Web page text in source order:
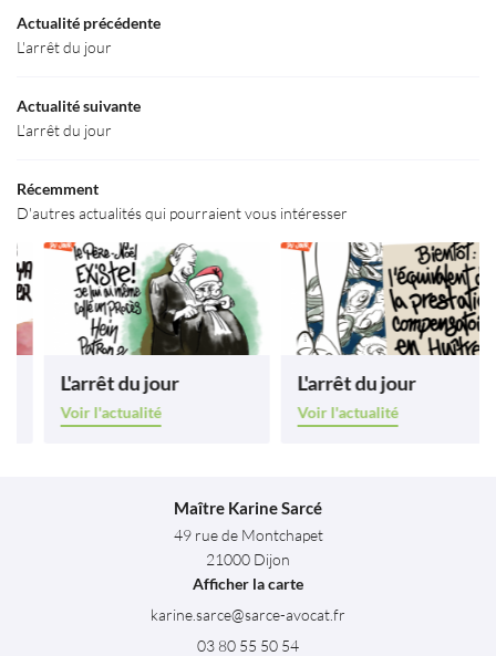
Le Cabinet
Actualités
Avis
Contact
ESPACE PRO Rejoignez-
Actualité précédente
L'arrêt du jour
Actualité suivante
L'arrêt du jour
Récemment
D'autres actualités qui pourraient vous intéresser
L'arrêt du jour
Voir l'actualité
L'arrêt du jour
Voir l'actualité
Maître Karine Sarcé
49 rue de Montchapet
21000 Dijon
Afficher la carte
03 80 55 50 54